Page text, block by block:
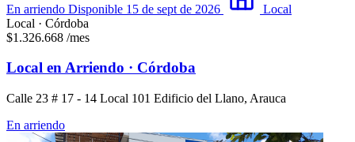
En arriendo Disponible 15 de sept de 2026
Local
Local · Córdoba
$1.326.668 /mes
Local en Arriendo · Córdoba
Calle 23 # 17 - 14 Local 101 Edificio del Llano, Arauca
En arriendo